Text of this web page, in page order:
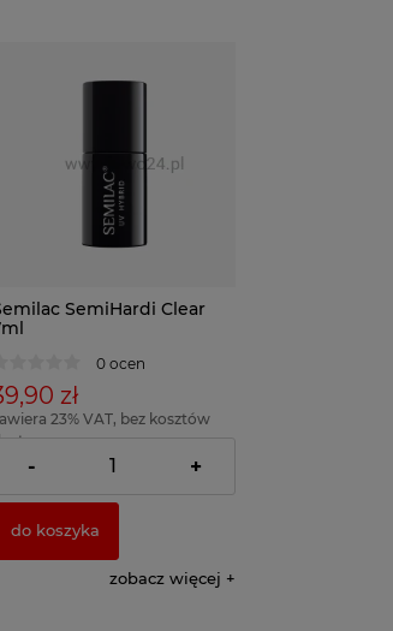
SemiHardi Clear
0 ocen
zł
23% VAT, bez kosztów
dostawy
( 1 x 100ml = 570,01 zł )
- +
do koszyka
zobacz więcej